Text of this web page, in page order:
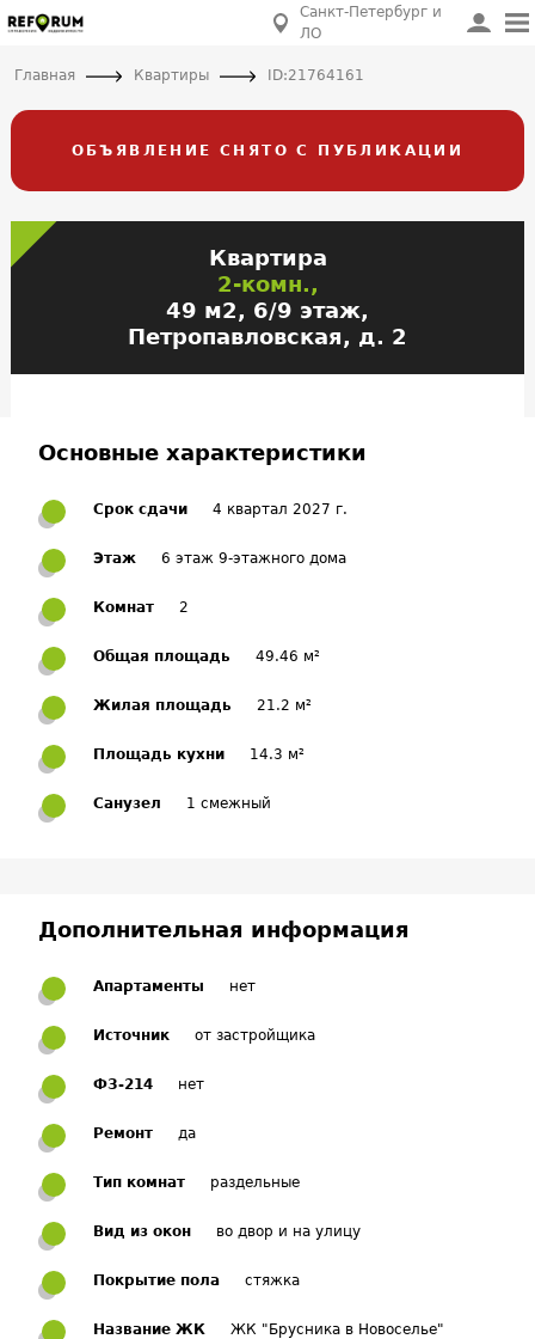
Санкт-Петербург и
ЛО
Главная Квартиры ID:21764161
ОБЪЯВЛЕНИЕ СНЯТО С ПУБЛИКАЦИИ
Квартира
2-комн.,
49 м2, 6/9 этаж,
Петропавловская, д. 2
Основные характеристики
Срок сдачи 4 квартал 2027 г.
Этаж 6 этаж 9-этажного дома
Комнат 2
Общая площадь 49.46 м²
Жилая площадь 21.2 м²
Площадь кухни 14.3 м²
Санузел 1 смежный
Дополнительная информация
Апартаменты нет
Источник от застройщика
ФЗ-214 нет
Ремонт да
Тип комнат раздельные
Вид из окон во двор и на улицу
Покрытие пола стяжка
Название ЖК ЖК "Брусника в Новоселье"